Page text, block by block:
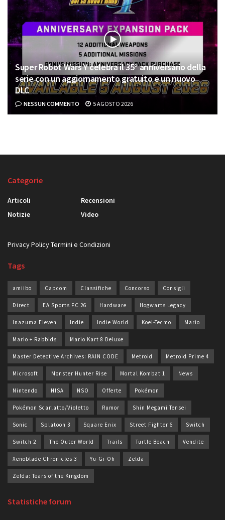
Super Robot Wars Y celebra il 35° anniversario della
serie con un aggiornamento gratuito e un nuovo
DLC
NESSUN COMMENTO 5 AGOSTO 2026
Categorie
Articoli
Notizie
Recensioni
Video
Privacy PolicyTermini e Condizioni
Tags
amiibo Capcom Classifiche Concorso Consigli
Direct EA Sports FC 26 Hardware Hogwarts Legacy
Inazuma Eleven Indie Indie World Koei-Tecmo Mario
Mario + Rabbids Mario Kart 8 Deluxe
Master Detective Archives: RAIN CODE Metroid Metroid Prime 4
Microsoft Monster Hunter Rise Mortal Kombat 1 News
Nintendo NISA NSO Offerte Pokémon
Pokémon Scarlatto/Violetto Rumor Shin Megami Tensei
Sonic Splatoon 3 Square Enix Street Fighter 6 Switch
Switch 2 The Outer World Trails Turtle Beach Vendite
Xenoblade Chronicles 3 Yu-Gi-Oh Zelda
Zelda: Tears of the Kingdom
Statistiche forum